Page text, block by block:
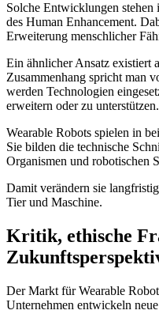
Solche Entwicklungen
des Human Enhancement.
Erweiterung menschlicher
Ein ähnlicher Ansatz existiert
Zusammenhang spricht man
werden Technologien
erweitern oder zu unterstützen.
Wearable Robots spielen in
Sie bilden die technische
Organismen und robotischen
Damit verändern sie
Tier und Maschine.
Kritik, ethische
Der Markt für Wearable
Unternehmen entwickeln